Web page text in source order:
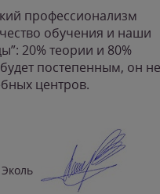
профессионализм
обучения и наши
20% теории и 80%
постепенным, он не
центров.